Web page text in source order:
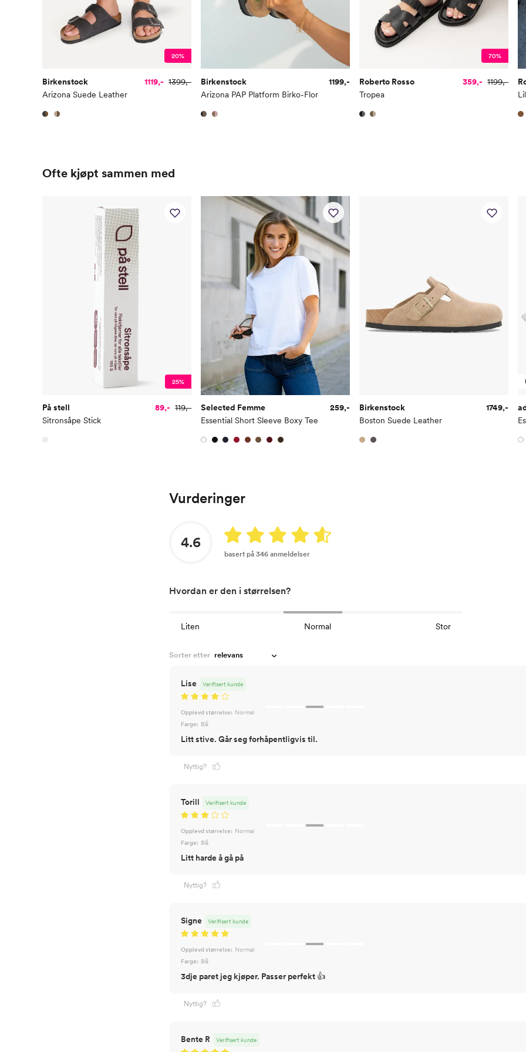
20%
Birkenstock
Arizona Suede Leather
1119,- 1399,-
Birkenstock
Arizona PAP Platform Birko-Flor
1199,-
70%
Roberto Rosso
Tropea
359,- 1199,-
Ofte kjøpt sammen med
25%
På stell
Sitronsåpe Stick
89,- 119,-
Selected Femme
Essential Short Sleeve Boxy Tee
259,-
Birkenstock
Boston Suede Leather
1749,-
Vurderinger
4.6
basert på 346 anmeldelser
Hvordan er den i størrelsen?
Liten Normal Stor
Sorter etter
Lise Verifisert kunde
Opplevd størrelse: Normal
Farge: Blå
Litt stive. Går seg forhåpentligvis til.
Nyttig?
Torill Verifisert kunde
Opplevd størrelse: Normal
Farge: Blå
Litt harde å gå på
Nyttig?
Signe Verifisert kunde
Opplevd størrelse: Normal
Farge: Blå
3dje paret jeg kjøper. Passer perfekt 👍
Nyttig?
Bente R Verifisert kunde